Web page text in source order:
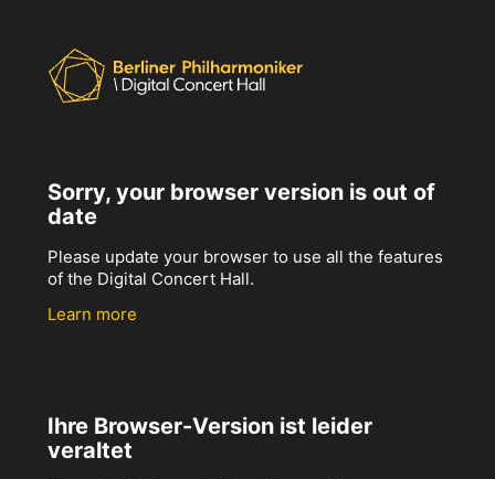
Sorry, your browser version is out of
date
Please update your browser to use all the features
of the Digital Concert Hall.
Learn more
Ihre Browser-Version ist leider
veraltet